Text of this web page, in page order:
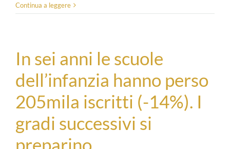
Continua a leggere
In sei anni le scuole
dell’infanzia hanno perso
205mila iscritti (-14%). I
gradi successivi si
preparino…